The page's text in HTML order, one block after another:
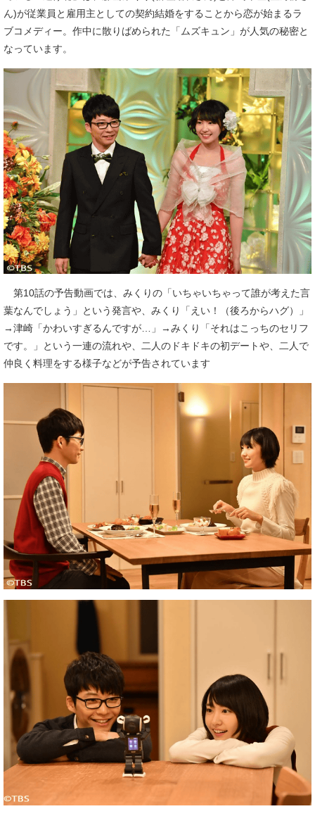
ん)が従業員と雇用主としての契約結婚をすることから恋が始まるラ
ブコメディー。作中に散りばめられた「ムズキュン」が人気の秘密と
なっています。
第10話の予告動画では、みくりの「いちゃいちゃって誰が考えた言
葉なんでしょう」という発言や、みくり「えい！（後ろからハグ）」
→津崎「かわいすぎるんですが…」→みくり「それはこっちのセリフ
です。」という一連の流れや、二人のドキドキの初デートや、二人で
仲良く料理をする様子などが予告されています